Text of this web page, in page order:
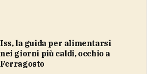
Iss, la guida per alimentarsi
nei giorni più caldi, occhio a
Ferragosto